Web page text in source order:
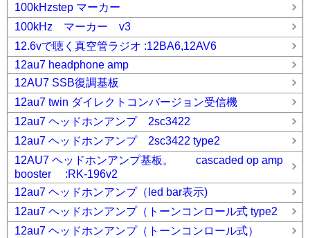
100kHzstep マーカー
100kHz マーカー v3
12.6vで聴く真空管ラジオ :12BA6,12AV6
12au7 headphone amp
12AU7 SSB復調基板
12au7 twin ダイレクトコンバージョン受信機
12au7 ヘッドホンアンプ 2sc3422
12au7 ヘッドホンアンプ 2sc3422 type2
12AU7 ヘッドホンアンプ基板。 cascaded op amp
booster :RK-196v2
12au7 ヘッドホンアンプ（led bar表示)
12au7 ヘッドホンアンプ（トーンコンロール式 type2
12au7 ヘッドホンアンプ（トーンコンロール式）